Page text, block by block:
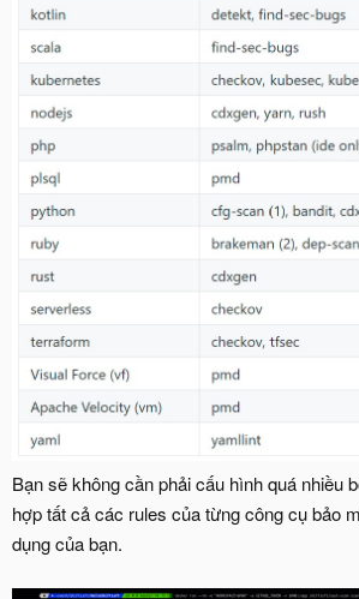
Bạn sẽ không cần phải cấu hình quá nhiều
hợp tất cả các rules của từng công cụ bảo
dụng của bạn.